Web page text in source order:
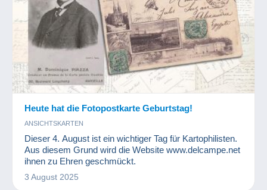
Heute hat die Fotopostkarte Geburtstag!
ANSICHTSKARTEN
Dieser 4. August ist ein wichtiger Tag für Kartophilisten.
Aus diesem Grund wird die Website www.delcampe.net
ihnen zu Ehren geschmückt.
3 August 2025